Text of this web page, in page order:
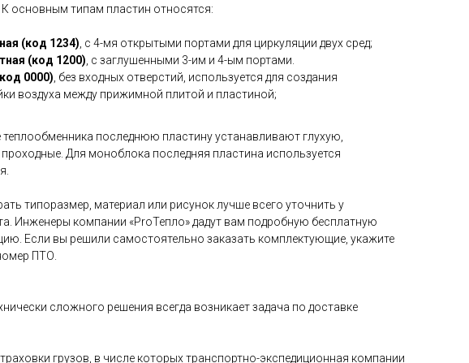
К основным типам пластин относятся:
(код 1234), с 4-мя открытыми портами для циркуляции двух сред;
(код 1200), с заглушенными 3-им и 4-ым портами.
0000), без входных отверстий, используется для создания
воздуха между прижимной плитой и пластиной;
теплообменника последнюю пластину устанавливают глухую,
Для моноблока последняя пластина используется
типоразмер, материал или рисунок лучше всего уточнить у
Инженеры компании «ProТепло» дадут вам подробную бесплатную
Если вы решили самостоятельно заказать комплектующие, укажите
ПТО.
сложного решения всегда возникает задача по доставке
грузов, в числе которых транспортно-экспедиционная компании